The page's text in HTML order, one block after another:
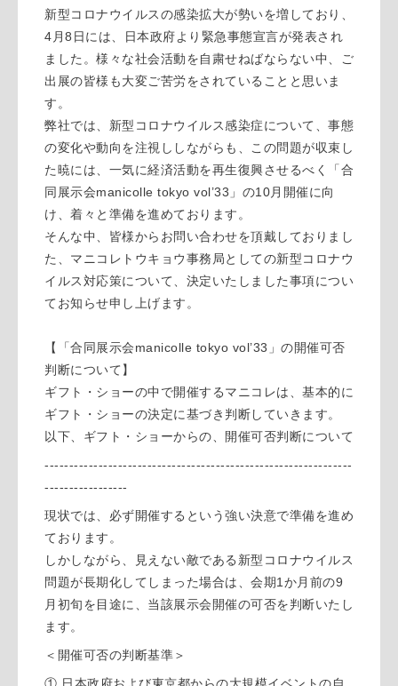
新型コロナウイルスの感染拡大が勢いを増しており、
4月8日には、日本政府より緊急事態宣言が発表され
ました。様々な社会活動を自粛せねばならない中、ご
出展の皆様も大変ご苦労をされていることと思いま
す。
弊社では、新型コロナウイルス感染症について、事態
の変化や動向を注視ししながらも、この問題が収束し
た暁には、一気に経済活動を再生復興させるべく「合
同展示会manicolle tokyo vol’33」の10月開催に向
け、着々と準備を進めております。
そんな中、皆様からお問い合わせを頂戴しておりまし
た、マニコレトウキョウ事務局としての新型コロナウ
イルス対応策について、決定いたしました事項につい
てお知らせ申し上げます。
【「合同展示会manicolle tokyo vol’33」の開催可否
判断について】
ギフト・ショーの中で開催するマニコレは、基本的に
ギフト・ショーの決定に基づき判断していきます。
以下、ギフト・ショーからの、開催可否判断について
---------------------------------------------------------------
-----------------
現状では、必ず開催するという強い決意で準備を進め
ております。
しかしながら、見えない敵である新型コロナウイルス
問題が長期化してしまった場合は、会期1か月前の9
月初旬を目途に、当該展示会開催の可否を判断いたし
ます。
＜開催可否の判断基準＞